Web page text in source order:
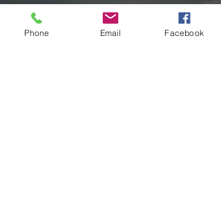
Phone Email Facebook